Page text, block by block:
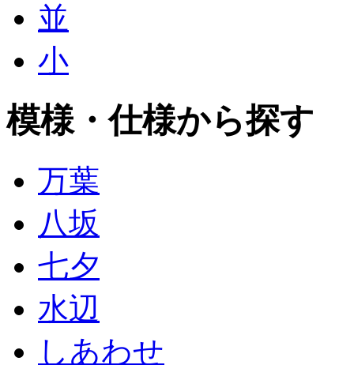
並
小
模様・仕様から探す
万葉
八坂
七夕
水辺
しあわせ